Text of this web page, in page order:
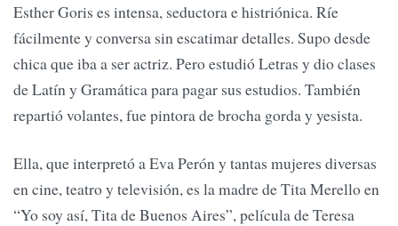
Esther Goris es intensa, seductora e histriónica. Ríe
fácilmente y conversa sin escatimar detalles. Supo desde
chica que iba a ser actriz. Pero estudió Letras y dio clases
de Latín y Gramática para pagar sus estudios. También
repartió volantes, fue pintora de brocha gorda y yesista.
Ella, que interpretó a Eva Perón y tantas mujeres diversas
en cine, teatro y televisión, es la madre de Tita Merello en
“Yo soy así, Tita de Buenos Aires”, película de Teresa